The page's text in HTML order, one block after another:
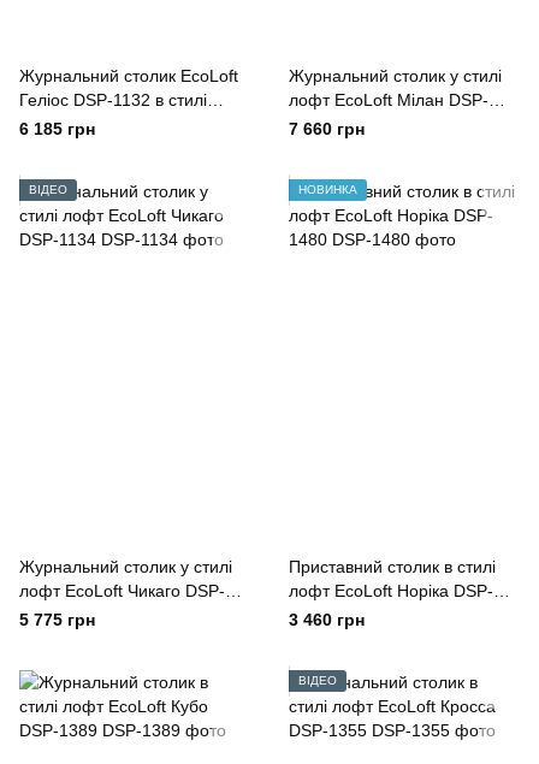
Журнальний столик EcoLoft
Геліос DSP-1132 в стилі
Лофт
6 185 грн
Журнальний столик у стилі
лофт EcoLoft Мілан DSP-
1133
7 660 грн
ВІДЕО
Журнальний столик у стилі
лофт EcoLoft Чикаго DSP-
1134
5 775 грн
НОВИНКА
Приставний столик в стилі
лофт EcoLoft Норіка DSP-
1480
3 460 грн
ВІДЕО